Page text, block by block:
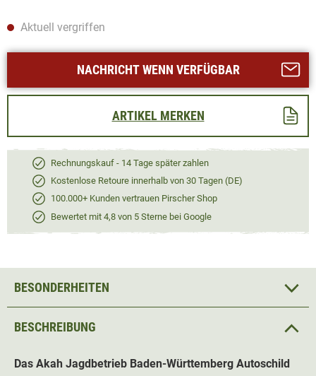
Aktuell vergriffen
NACHRICHT WENN VERFÜGBAR
ARTIKEL MERKEN
Rechnungskauf - 14 Tage später zahlen
Kostenlose Retoure innerhalb von 30 Tagen (DE)
100.000+ Kunden vertrauen Pirscher Shop
Bewertet mit 4,8 von 5 Sterne bei Google
BESCHREIBUNG
Das Akah Jagdbetrieb Baden-Württemberg Autoschild
BESONDERHEITEN